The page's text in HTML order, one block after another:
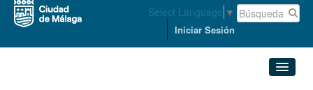
Select Language ▼
Iniciar Sesión